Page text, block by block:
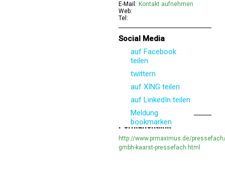
E-Mail: Kontakt aufnehmen
Web:
Tel:
Social Media
auf Facebook
teilen
twittern
auf XING teilen
auf LinkedIn teilen
Meldung
bookmarken
Permanentlink
http://www.prmaximus.de/
gmbh-kaarst-pressefach.html